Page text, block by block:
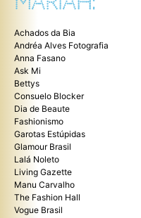
Achados da Bia
Andréa Alves Fotografia
Anna Fasano
Ask Mi
Bettys
Consuelo Blocker
Dia de Beaute
Fashionismo
Garotas Estúpidas
Glamour Brasil
Lalá Noleto
Living Gazette
Manu Carvalho
The Fashion Hall
Vogue Brasil